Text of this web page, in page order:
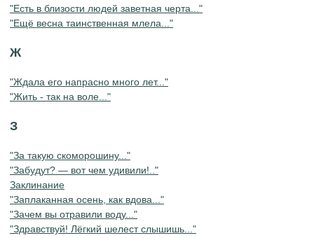
"Есть в близости людей заветная черта..."
"Ещё весна таинственная млела..."
Ж
"Ждала его напрасно много лет..."
"Жить - так на воле..."
З
"За такую скоморошину..."
"Забудут? — вот чем удивили!.."
Заклинание
"Заплаканная осень, как вдова..."
"Зачем вы отравили воду..."
"Здравствуй! Лёгкий шелест слышишь..."